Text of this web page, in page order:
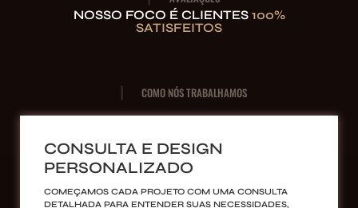
NOSSO FOCO É CLIENTES 100%
SATISFEITOS
COMO NÓS TRABALHAMOS
CONSULTA E DESIGN
PERSONALIZADO
COMEÇAMOS CADA PROJETO COM UMA CONSULTA
DETALHADA PARA ENTENDER SUAS NECESSIDADES,